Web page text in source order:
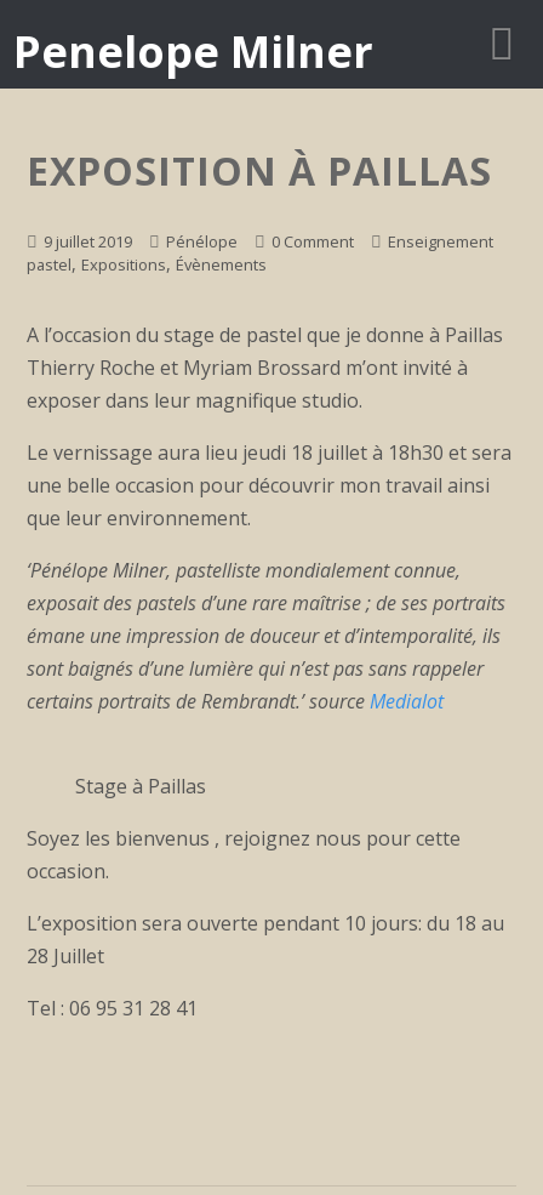
Penelope Milner
EXPOSITION À PAILLAS
9 juillet 2019 Pénélope 0 Comment
Enseignement
pastel, Expositions, Évènements
A l’occasion du stage de pastel que je donne à Paillas
Thierry Roche et Myriam Brossard m’ont invité à
exposer dans leur magnifique studio.
Le vernissage aura lieu jeudi 18 juillet à 18h30 et sera
une belle occasion pour découvrir mon travail ainsi
que leur environnement.
‘Pénélope Milner, pastelliste mondialement connue,
exposait des pastels d’une rare maîtrise ; de ses portraits
émane une impression de douceur et d’intemporalité, ils
sont baignés d’une lumière qui n’est pas sans rappeler
certains portraits de Rembrandt.’ sourceMedialot
Stage à Paillas
Soyez les bienvenus , rejoignez nous pour cette
occasion.
L’exposition sera ouverte pendant 10 jours: du 18 au
28 Juillet
Tel : 06 95 31 28 41